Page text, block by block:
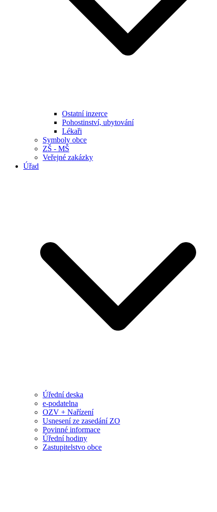
Ostatní inzerce
Pohostinství, ubytování
Lékaři
Symboly obce
ZŠ - MŠ
Veřejné zakázky
Úřad
Úřední deska
e-podatelna
OZV + Nařízení
Usnesení ze zasedání ZO
Povinné informace
Úřední hodiny
Zastupitelstvo obce